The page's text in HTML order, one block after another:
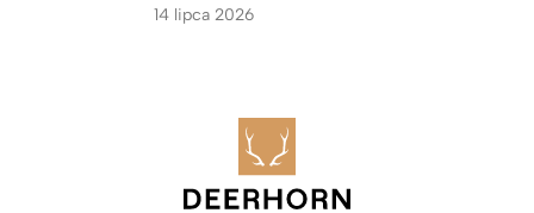
14 lipca 2026